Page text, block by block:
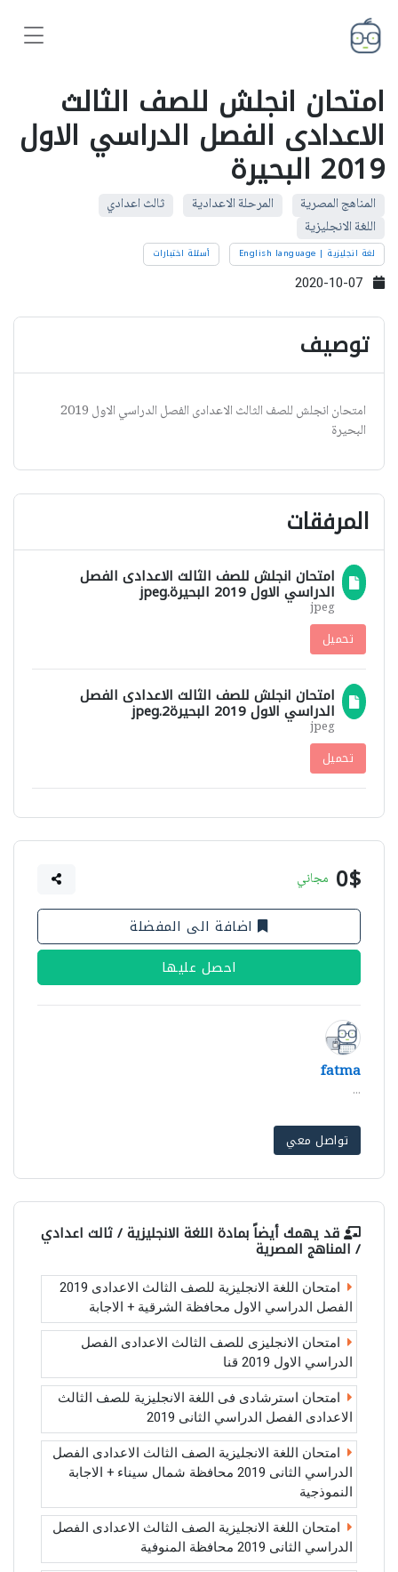
امتحان انجلش للصف الثالث
الاعدادى الفصل الدراسي الاول
2019 البحيرة
المناهج المصرية المرحلة الاعدادية
ثالث اعدادي
اللغة الانجليزية
لغة انجليزية | English language أسئلة اختبارات
توصيف
امتحان انجلش للصف الثالث الاعدادى الفصل الدراسي الاول 2019
البحيرة
المرفقات
امتحان انجلش للصف الثالث الاعدادى الفصل
الدراسي الاول 2019 البحيرة.jpeg
jpeg
تحميل
امتحان انجلش للصف الثالث الاعدادى الفصل
الدراسي الاول 2019 البحيرة2.jpeg
jpeg
تحميل
0$ مجاني
اضافة الى المفضلة
احصل عليها
fatma
...
تواصل معي
قد يهمك أيضاً بمادة اللغة الانجليزية / ثالث اعدادي
/ المناهج المصرية
امتحان اللغة الانجليزية للصف الثالث الاعدادى 2019
الفصل الدراسي الاول محافظة الشرقية + الاجابة
امتحان الانجليزى للصف الثالث الاعدادى الفصل
الدراسي الاول 2019 قنا
امتحان استرشادى فى اللغة الانجليزية للصف الثالث
الاعدادى الفصل الدراسي الثانى 2019
امتحان اللغة الانجليزية الصف الثالث الاعدادى الفصل
الدراسي الثانى 2019 محافظة شمال سيناء + الاجابة
النموذجية
امتحان اللغة الانجليزية الصف الثالث الاعدادى الفصل
الدراسي الثانى 2019 محافظة المنوفية